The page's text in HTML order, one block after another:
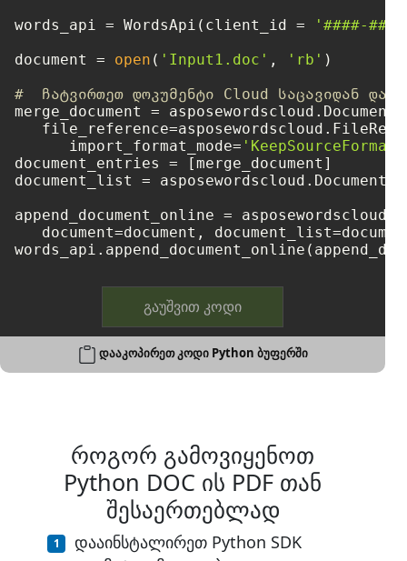
words_api = WordsApi(client_id =
'####-
document = open ( 'Input1.doc' , 'rb' )
#  ჩატვირთეთ დოკუმენტი Cloud საცავიდან
merge_document =
      import_format_mode=
document_entries = [merge_document]
document_list =
append_document_online =
document=document,
გაუშვით კოდი
დააკოპირეთ კოდი Python ბუფერში
როგორ გამოვიყენოთ
Python DOC ის PDF თან
შესაერთებლად
დააინსტალირეთ Python SDK